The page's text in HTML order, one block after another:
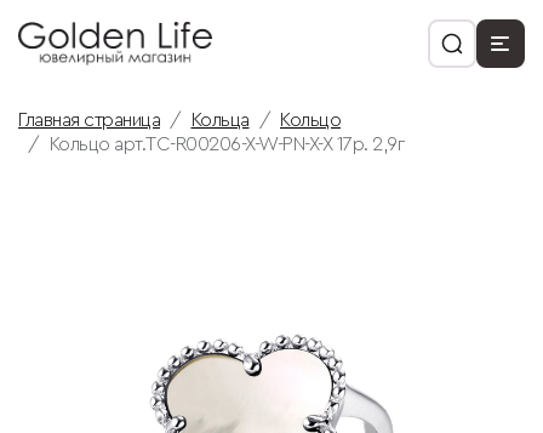
Главная страница Кольца
Кольцо
Кольцо арт.TC-R00206-X-W-PN-X-X 17р. 2,9г